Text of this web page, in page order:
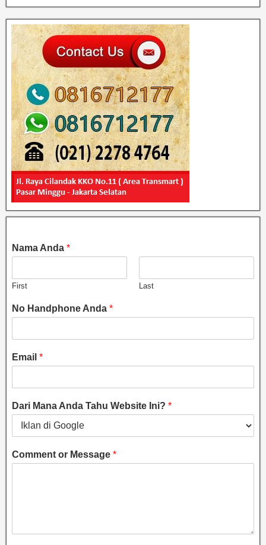
Nama Anda *
First Last
No Handphone Anda *
Email *
Dari Mana Anda Tahu Website Ini? *
Comment or Message *